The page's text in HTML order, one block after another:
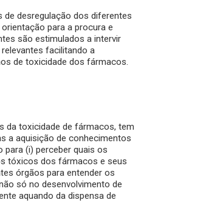
desregulação dos diferentes
para a procura e
são estimulados a intervir
facilitando a
de toxicidade dos fármacos.
da toxicidade de fármacos, tem
a aquisição de conhecimentos
(i) perceber quais os
tóxicos dos fármacos e seus
órgãos para entender os
só no desenvolvimento de
aquando da dispensa de